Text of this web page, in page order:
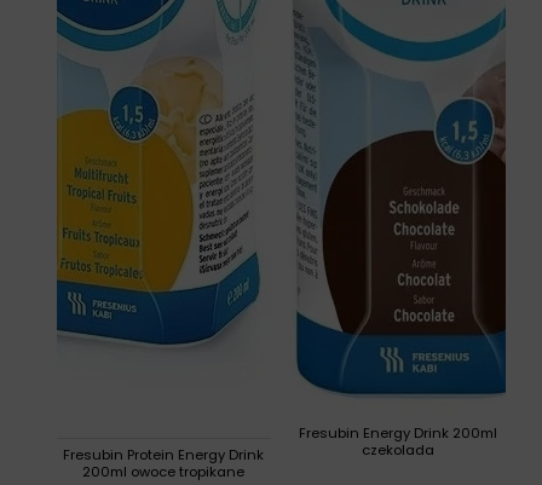
Fresubin Energy Drink 200ml
czekolada
Fresubin Protein Energy Drink
200ml owoce tropikane